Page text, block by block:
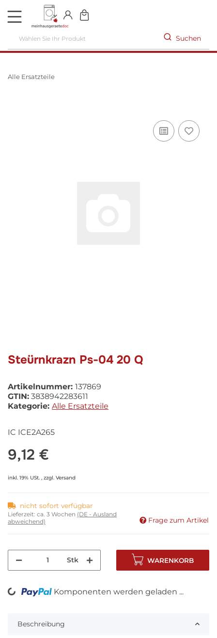
DE
Suchen
Alle Ersatzteile
Steürnkrazn Ps-04 20 Q
Artikelnummer: 137869
GTIN: 3838942283611
Kategorie: Alle Ersatzteile
IC ICE2A265
9,12 €
inkl. 19% USt. , zzgl. Versand
nicht sofort verfügbar
Lieferzeit: ca. 3 Wochen (DE - Ausland
abweichend)
Frage zum Artikel
Stk WARENKORB
Loading... Komponenten werden geladen ...
Beschreibung